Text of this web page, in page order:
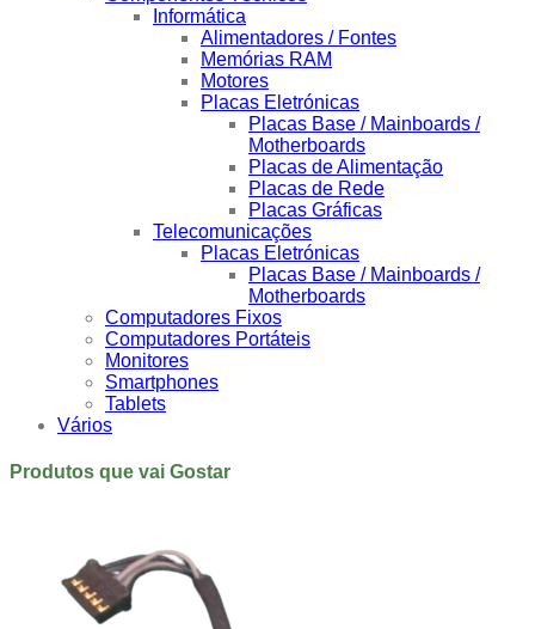
Informática
Alimentadores / Fontes
Memórias RAM
Motores
Placas Eletrónicas
Placas Base / Mainboards /
Motherboards
Placas de Alimentação
Placas de Rede
Placas Gráficas
Telecomunicações
Placas Eletrónicas
Placas Base / Mainboards /
Motherboards
Computadores Fixos
Computadores Portáteis
Monitores
Smartphones
Tablets
Vários
Produtos que vai Gostar